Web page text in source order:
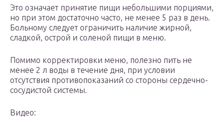
Это означает принятие пищи небольшими порциями,
но при этом достаточно часто, не менее 5 раз в день.
Больному следует ограничить наличие жирной,
сладкой, острой и соленой пищи в меню.
Помимо корректировки меню, полезно пить не
менее 2 л воды в течение дня, при условии
отсутствия противопоказаний со стороны сердечно-
сосудистой системы.
Видео: